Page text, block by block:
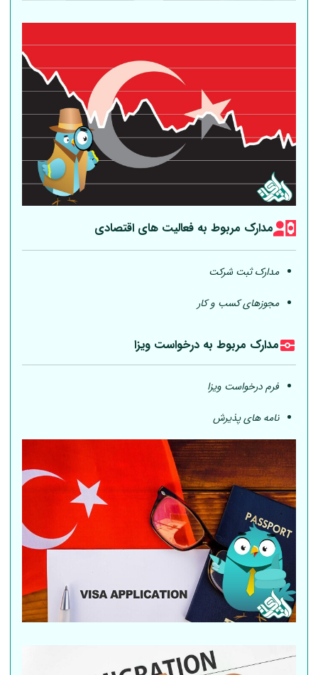
مدارک مربوط به فعالیت های اقتصادی
مدارک ثبت شرکت
مجوزهای کسب و کار
مدارک مربوط به درخواست ویزا
فرم درخواست ویزا
نامه های پذیرش